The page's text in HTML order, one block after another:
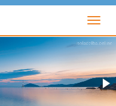
DEU
NED
FRA